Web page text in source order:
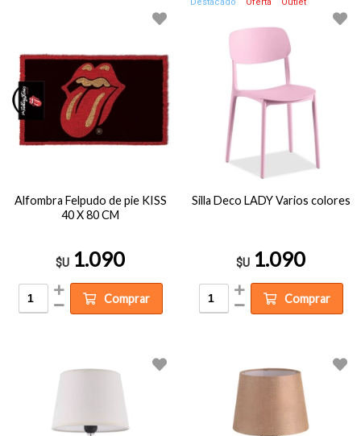
Alfombra Felpudo de pie KISS
40 X 80 CM
$U 1.090
Comprar
Silla Deco LADY Varios colores
$U 1.090
Comprar